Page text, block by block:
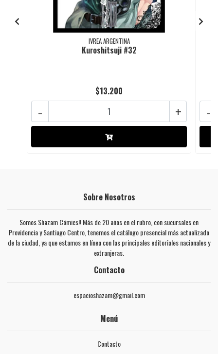
IVREA ARGENTINA
Kuroshitsuji #32
$13.200
+
- -
Sobre Nosotros
Somos Shazam Cómics!! Más de 20 años en el rubro, con sucursales en
Providencia y Santiago Centro, tenemos el catálogo presencial más actualizado
de la ciudad, ya que estamos en línea con las principales editoriales nacionales y
extranjeras.
Contacto
espacioshazam@gmail.com
Menú
Contacto